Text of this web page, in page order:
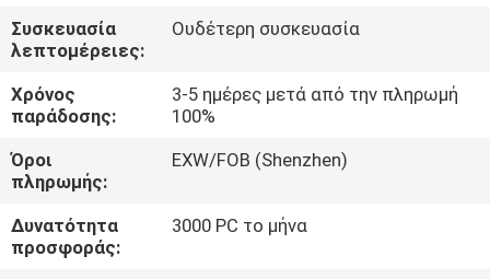
ΣΕ
ΕΠΑΦΉ
ΜΕ
ΖΗΤΉΣΤΕ
ΈΝΑ
ΑΠΌΣΠΑΣΜΑ
Συσκευασία
λεπτομέρειες:
Ουδέτερη συσκευασία
Χρόνος
παράδοσης:
3-5 ημέρες μετά από την πληρωμή
100%
Όροι
πληρωμής:
EXW/FOB (Shenzhen)
Δυνατότητα
προσφοράς:
3000 PC το μήνα